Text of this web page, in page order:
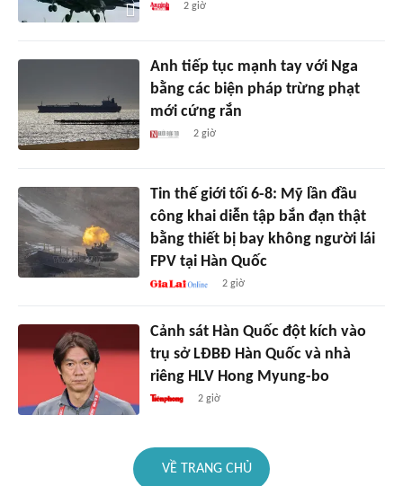
2 giờ
Anh tiếp tục mạnh tay với Nga
bằng các biện pháp trừng phạt
mới cứng rắn
2 giờ
Tin thế giới tối 6-8: Mỹ lần đầu
công khai diễn tập bắn đạn thật
bằng thiết bị bay không người lái
FPV tại Hàn Quốc
2 giờ
Cảnh sát Hàn Quốc đột kích vào
trụ sở LĐBĐ Hàn Quốc và nhà
riêng HLV Hong Myung-bo
2 giờ
VỀ TRANG CHỦ